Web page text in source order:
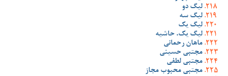
لیگ دو
لیگ سه
لیگ یک
لیگ یک، حاشیه
ماهان رحمانی
مجتبی حسینی
مجتبی لطفی
مجتبی محبوب مجاز